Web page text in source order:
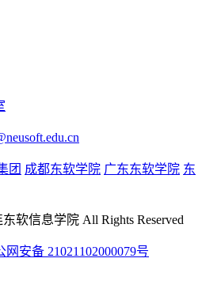
团 成都东软学院 广东东软学院 东
软信息学院 All Rights Reserved
网安备 21021102000079号